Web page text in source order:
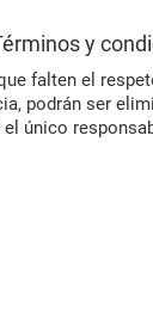
y
falten el
podrán ser
único